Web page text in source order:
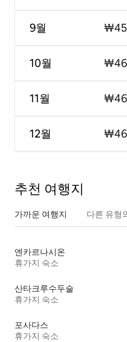
9월
10월
11월
12월
추천 여행지
가까운 여행지 다른 유형
엔카르나시온
휴가지 숙소
산타크루수두술
휴가지 숙소
포사다스
휴가지 숙소